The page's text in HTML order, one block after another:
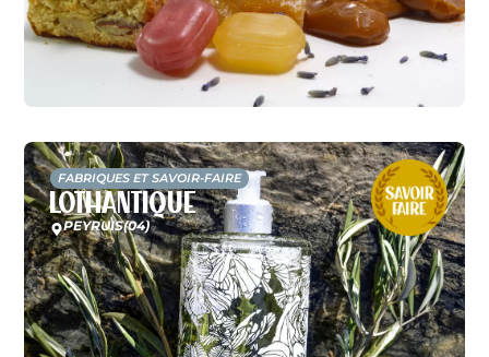
FABRIQUES ET SAVOIR-FAIRE
Lothantique
PEYRUIS(04)